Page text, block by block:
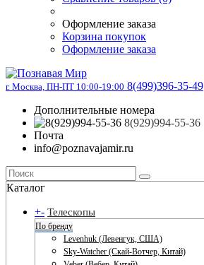
Оформление заказа
Корзина покупок
Оформление заказа
г. Москва, ПН-ПТ 10:00-19:00 8(499)396-35-49
Дополнительные номера
8(929)994-55-36
Почта
info@poznavajamir.ru
Каталог
+- Телескопы
По бренду
Levenhuk (Левенгук, США)
Sky-Watcher (Скай-Вотчер, Китай)